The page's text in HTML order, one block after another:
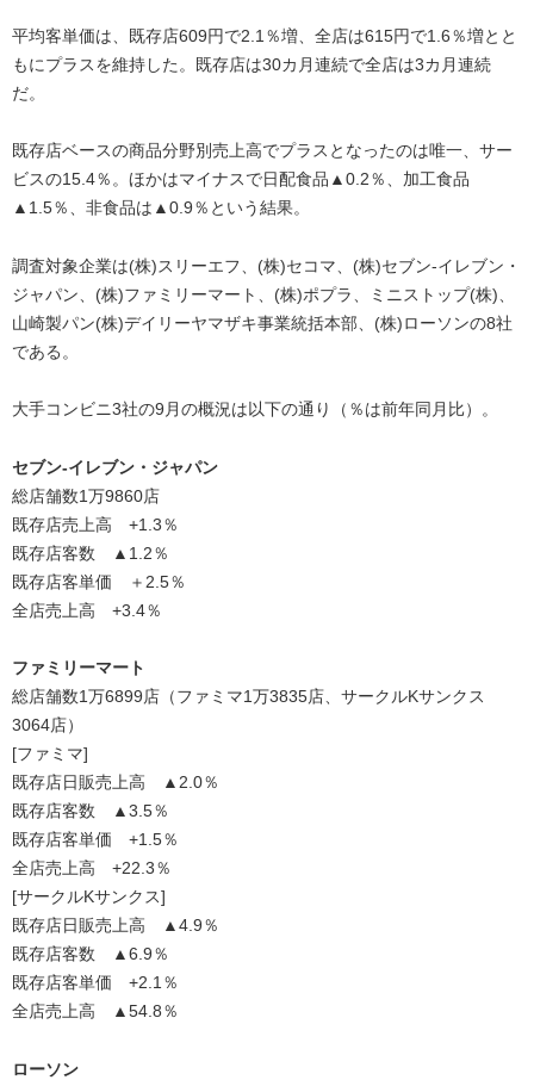
平均客単価は、既存店609円で2.1％増、全店は615円で1.6％増とと
もにプラスを維持した。既存店は30カ月連続で全店は3カ月連続
だ。
既存店ベースの商品分野別売上高でプラスとなったのは唯一、サー
ビスの15.4％。ほかはマイナスで日配食品▲0.2％、加工食品
▲1.5％、非食品は▲0.9％という結果。
調査対象企業は(株)スリーエフ、(株)セコマ、(株)セブン-イレブン・
ジャパン、(株)ファミリーマート、(株)ポプラ、ミニストップ(株)、
山崎製パン(株)デイリーヤマザキ事業統括本部、(株)ローソンの8社
である。
大手コンビニ3社の9月の概況は以下の通り（％は前年同月比）。
セブン‐イレブン・ジャパン
総店舗数1万9860店
既存店売上高 +1.3％
既存店客数 ▲1.2％
既存店客単価 ＋2.5％
全店売上高 +3.4％
ファミリーマート
総店舗数1万6899店（ファミマ1万3835店、サークルKサンクス
3064店）
[ファミマ]
既存店日販売上高 ▲2.0％
既存店客数 ▲3.5％
既存店客単価 +1.5％
全店売上高 +22.3％
[サークルKサンクス]
既存店日販売上高 ▲4.9％
既存店客数 ▲6.9％
既存店客単価 +2.1％
全店売上高 ▲54.8％
ローソン